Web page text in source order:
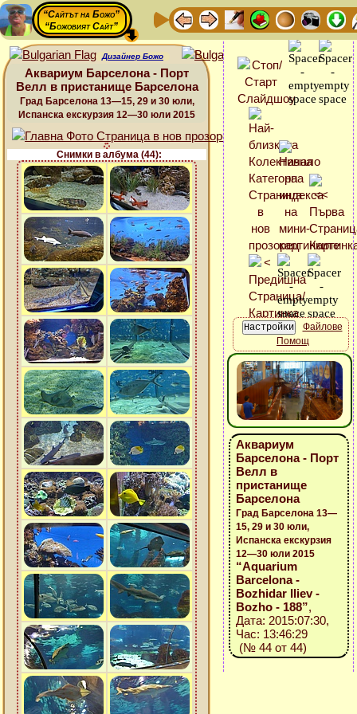
“Сайтът на Божо”
“Божовият Сайт”
Дизайнер Божо
Аквариум Барселона - Порт
Велл в пристанище Барселона
Град Барселона 13—15, 29 и 30 юли,
Испанска екскурзия 12—30 юли 2015
Снимки в албума (44):
Файлове
Помощ
Аквариум
Барселона - Порт
Велл в
пристанище
Барселона
Град Барселона 13—
15, 29 и 30 юли,
Испанска екскурзия
12—30 юли 2015
“Aquarium
Barcelona -
Bozhidar Iliev -
Bozho - 188”,
Дата: 2015:07:30,
Час: 13:46:29
(№ 44 от 44)